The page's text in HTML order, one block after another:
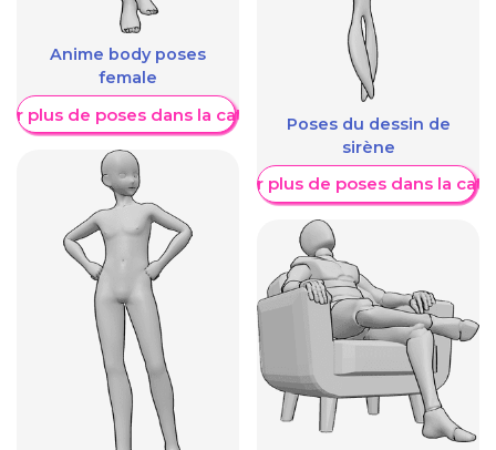
Anime body poses
female
plus de poses dans la catégoriePoses du dessin de
sirène
Afficher plus de poses dans la